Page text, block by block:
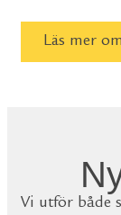
Läs mer
Vi utför både